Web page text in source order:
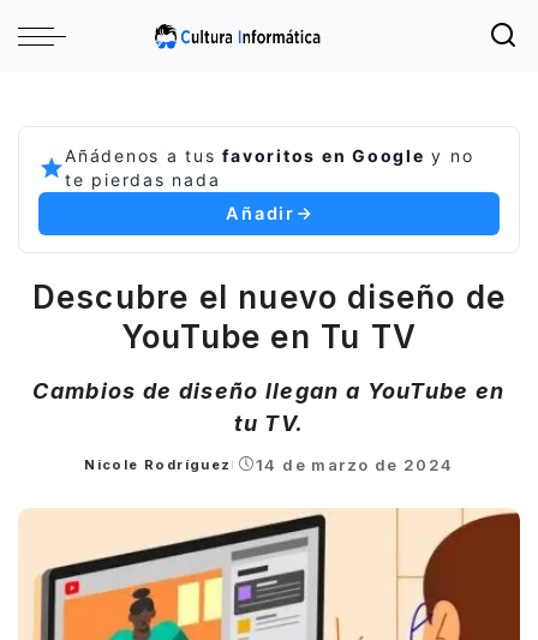
Añádenos a tusfavoritos en Google y no
te pierdas nada
Añadir
Descubre el nuevo diseño de
YouTube en Tu TV
Cambios de diseño llegan a YouTube en
tu TV.
Posted
Nicole Rodríguez 14 de marzo de 2024